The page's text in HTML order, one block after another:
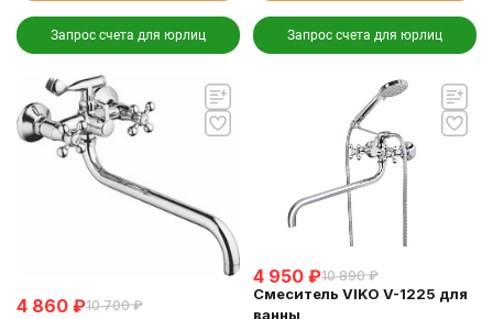
Запрос счета для юрлиц Запрос счета для юрлиц
4 860 ₽10 700 ₽
4 950 ₽10 890 ₽
Смеситель VIKO V-1225 для
ванны